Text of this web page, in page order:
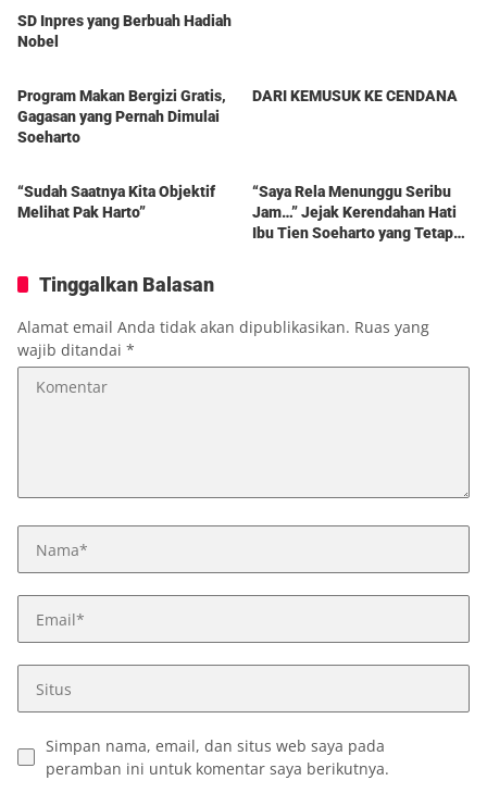
SD Inpres yang Berbuah Hadiah
Nobel
Program Makan Bergizi Gratis,
Gagasan yang Pernah Dimulai
Soeharto
DARI KEMUSUK KE CENDANA
“Sudah Saatnya Kita Objektif
Melihat Pak Harto”
“Saya Rela Menunggu Seribu
Jam…” Jejak Kerendahan Hati
Ibu Tien Soeharto yang Tetap
Tinggalkan Balasan
Alamat email Anda tidak akan dipublikasikan. Ruas yang
wajib ditandai *
Simpan nama, email, dan situs web saya pada
peramban ini untuk komentar saya berikutnya.